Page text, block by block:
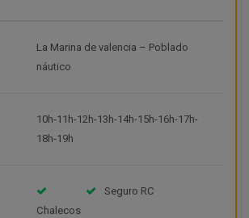
La Marina de valencia – Poblado
náutico
10h-11h-12h-13h-14h-15h-16h-17h-
18h-19h
Chalecos
Seguro RC